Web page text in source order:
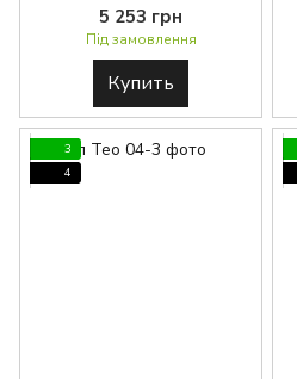
5 253 грн
Під замовлення
Купить
3
4